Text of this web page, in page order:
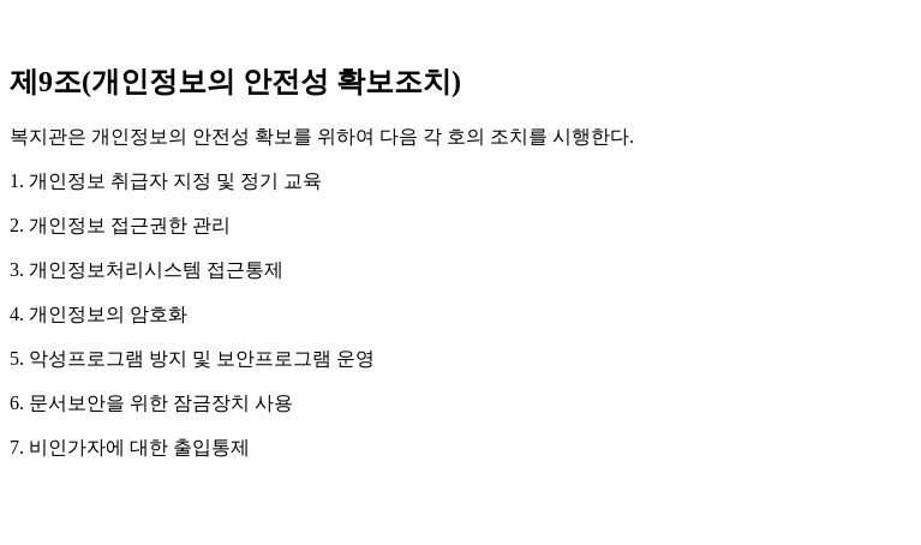
제9조(개인정보의 안전성 확보조치)
복지관은 개인정보의 안전성 확보를 위하여 다음 각 호의 조치를 시행한다.
1. 개인정보 취급자 지정 및 정기 교육
2. 개인정보 접근권한 관리
3. 개인정보처리시스템 접근통제
4. 개인정보의 암호화
5. 악성프로그램 방지 및 보안프로그램 운영
6. 문서보안을 위한 잠금장치 사용
7. 비인가자에 대한 출입통제